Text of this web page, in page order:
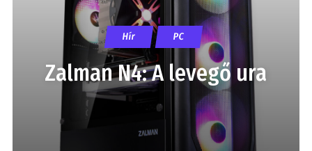
Hír PC
Zalman N4: A levegő ura